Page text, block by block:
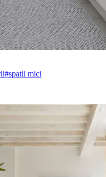
#spatii mici